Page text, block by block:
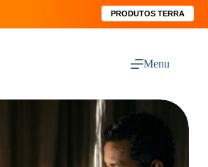
PRODUTOS TERRA
Menu